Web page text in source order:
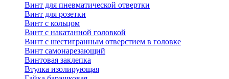
Винт для пневматической отвертки
Винт для розетки
Винт с кольцом
Винт с накатанной головкой
Винт с шестигранным отверстием в головке
Винт самонарезающий
Винтовая заклепка
Втулка изолирующая